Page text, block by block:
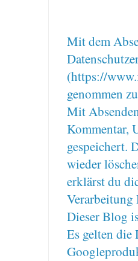
Mit dem
(https://
genommen
Mit
Kommentar,
gespeichert.
wieder
erklärst du
Verarbeitung
Dieser Blog
Es gelten